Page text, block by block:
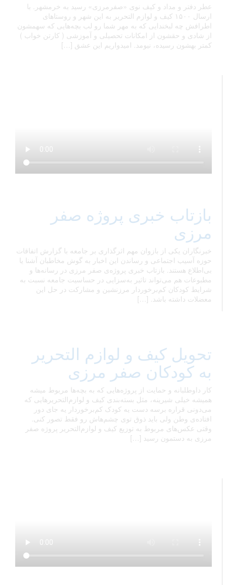
عطر دفتر و مداد و کیف نوی «صفرمرزی» رسید به خرمشهر. با
ارسال ١۵٠٠ کیف و لوازم التحریر به این شهر و روستاهای
اطرافش چه لبخندایی که به مهر شما رو لب بچه‌هایی که سهمشون
از شادی و حقشون از امکانات تحصیلی و آموزشی ( کارتن خواب )
کمتر بهشون رسیده، نیومد. امیدواریم این عشق […]
بازتاب خبری پروژه صفر
مرزی
خبرنگاران یکی از بازوان مهم اثرگذاری بر جامعه با گزارش اتفاقات
حوزه آسیب اجتماعی و رساندن این اخبار به گوش مخاطبان آشنا یا
بی‌اطلاع هستند. بازتاب خبری پروژه‌ی صفر مرزی در رسانه‌ها و
مطبوعات هم می‌تواند تاثیر به‌سزایی در حساسیت جامعه نسبت به
شرایط کودکان کم‌برخوردار مرزنشین و مشارکت در حل این
معضلات داشته باشد. […]
تحویل کیف و لوازم التحریر
به کودکان صفر مرزی
کار داوطلبانه و حمایت از پروژه‌هایی که به بچه‌ها مربوط میشه
همیشه خیلی شیرینه، مثل بسته‌بندی کیف و لوازم‌التحریرهایی که
می‌دونی قراره برسه دست یه کودک کم‌برخوردار یه جای دور
افتاده‌ی وطن ولی باید ذوق توی چشم‌هاش رو فقط تصور کنی.
وقتی عکس‌های مربوط به توزیع کیف و لوازم‌التحریر پروژه صفر
مرزی به دستمون رسید […]